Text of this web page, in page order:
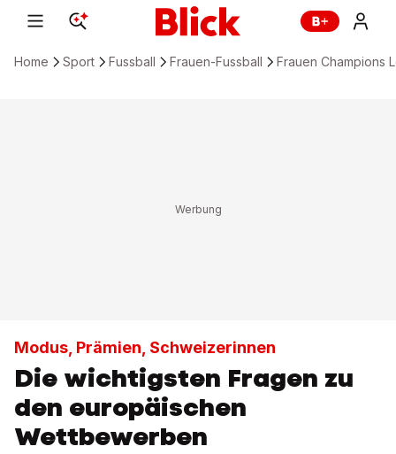
Home Sport Fussball Frauen-Fussball Frauen Champions
Modus, Prämien, Schweizerinnen
Die wichtigsten Fragen zu
den europäischen
Wettbewerben